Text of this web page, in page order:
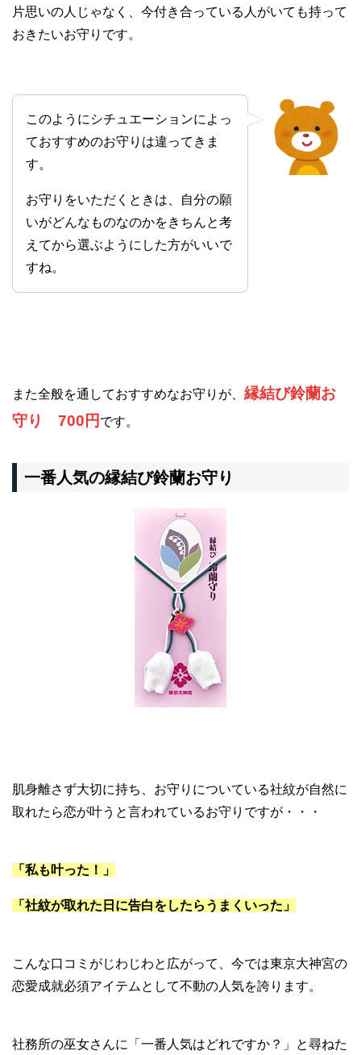
片思いの人じゃなく、今付き合っている人がいても持って
おきたいお守りです。
このようにシチュエーションによっ
ておすすめのお守りは違ってきま
す。
お守りをいただくときは、自分の願
いがどんなものなのかをきちんと考
えてから選ぶようにした方がいいで
すね。
また全般を通しておすすめなお守りが、 縁結び鈴蘭お
守り 700円 です。
一番人気の縁結び鈴蘭お守り
肌身離さず大切に持ち、お守りについている社紋が自然に
取れたら恋が叶うと言われているお守りですが・・・
「私も叶った！」
「社紋が取れた日に告白をしたらうまくいった」
こんな口コミがじわじわと広がって、今では東京大神宮の
恋愛成就必須アイテムとして不動の人気を誇ります。
社務所の巫女さんに「一番人気はどれですか？」と尋ねた